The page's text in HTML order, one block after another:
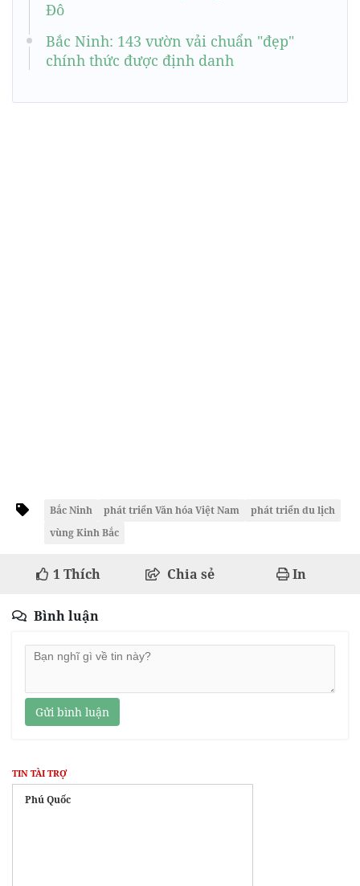
Đô
Bắc Ninh: 143 vườn vải chuẩn "đẹp"
chính thức được định danh
Bắc Ninh phát triển Văn hóa Việt Nam
phát triển du lịch
vùng Kinh Bắc
1 Thích Chia sẻ In
Bình luận
Gửi bình luận
TIN TÀI TRỢ
Phú Quốc